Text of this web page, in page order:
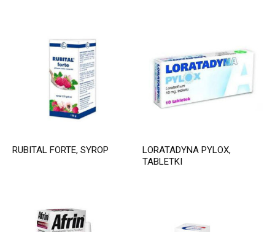
RUBITAL FORTE, SYROP
LORATADYNA PYLOX,
TABLETKI